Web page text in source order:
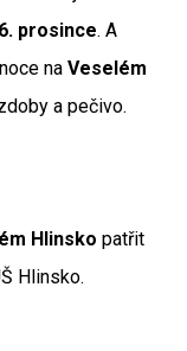
prosince. A
na Veselém
a pečivo.
Hlinsko patřit
Hlinsko.